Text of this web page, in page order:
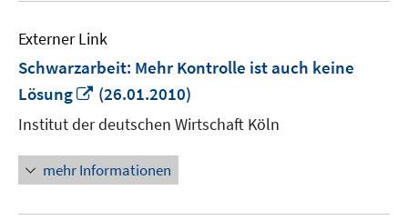
Externer Link
Schwarzarbeit: Mehr Kontrolle ist auch keine
Lösung
In
neuem
Fenster
öffnen
(26.01.2010)
Institut der deutschen Wirtschaft Köln
mehr Informationen